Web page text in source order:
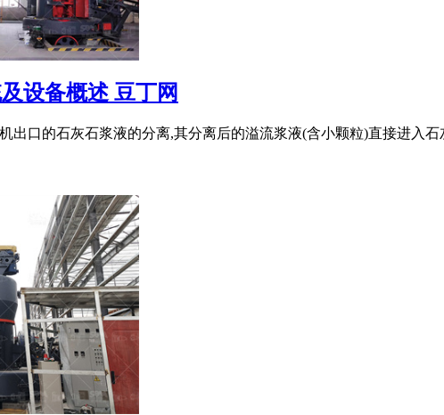
设备概述 豆丁网
出口的石灰石浆液的分离,其分离后的溢流浆液(含小颗粒)直接进入